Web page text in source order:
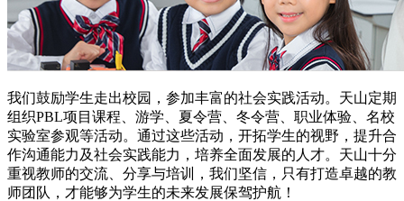
我们鼓励学生走出校园，参加丰富的社会实践活动。天山定期
组织PBL项目课程、游学、夏令营、冬令营、职业体验、名校
实验室参观等活动。通过这些活动，开拓学生的视野，提升合
作沟通能力及社会实践能力，培养全面发展的人才。天山十分
重视教师的交流、分享与培训，我们坚信，只有打造卓越的教
师团队，才能够为学生的未来发展保驾护航！